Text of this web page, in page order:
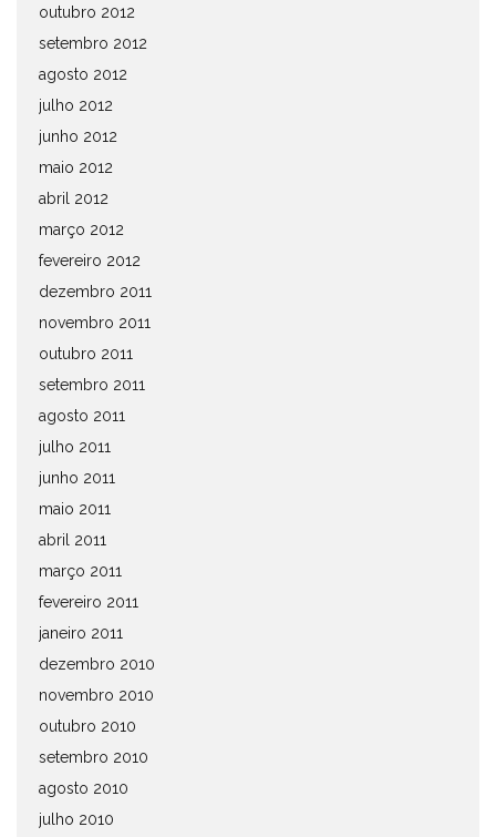
outubro 2012
setembro 2012
agosto 2012
julho 2012
junho 2012
maio 2012
abril 2012
março 2012
fevereiro 2012
dezembro 2011
novembro 2011
outubro 2011
setembro 2011
agosto 2011
julho 2011
junho 2011
maio 2011
abril 2011
março 2011
fevereiro 2011
janeiro 2011
dezembro 2010
novembro 2010
outubro 2010
setembro 2010
agosto 2010
julho 2010